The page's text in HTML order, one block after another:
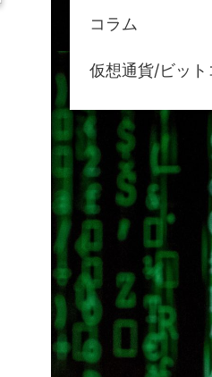
コラム
仮想通貨/ビット